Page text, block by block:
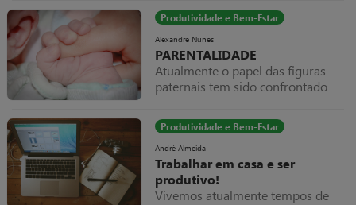
verão e um novo ano de trabalho
se inicia, será diferente sem dúvida,
apresentará com certeza muitos
mais desafios assim como
oportunidades, que exigirão
confiança, para seguir em frente, e
Produtividade e Bem-Estar
Alexandre Nunes
PARENTALIDADE
Atualmente o papel das figuras
paternais tem sido confrontado
sentido, os pais do sec.XXI têm
vindo a reinventar-se no que diz
respeito à educação dos filhos e ao
vinculo/relação que desejam criar
com os mesmos.
Produtividade e Bem-Estar
André Almeida
Trabalhar em casa e ser
produtivo!
Vivemos atualmente tempos de